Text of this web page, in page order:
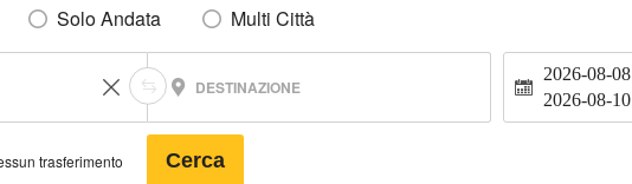
Solo Andata Multi Città
DESTINAZIONE
2026-08-08
2026-08-10
trasferimento Cerca